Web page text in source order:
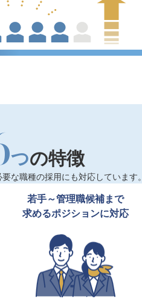
つの特徴
な職種の採用にも対応しています。
若手～管理職候補まで
求めるポジションに対応